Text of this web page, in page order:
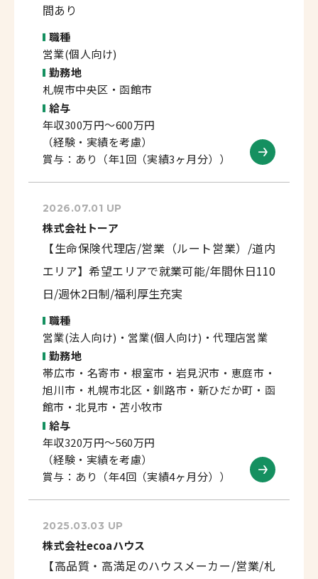
間あり
職種
営業(個人向け)
勤務地
札幌市中央区・函館市
給与
年収300万円～600万円
（経験・実績を考慮）
賞与：あり（年1回（実績3ヶ月分））
2026.07.01 UP
株式会社トーア
【生命保険代理店/営業（ルート営業）/道内
エリア】希望エリアで就業可能/年間休日110
日/週休2日制/福利厚生充実
職種
営業(法人向け)・営業(個人向け)・代理店営業
勤務地
帯広市・名寄市・根室市・岩見沢市・恵庭市・
旭川市・札幌市北区・釧路市・新ひだか町・函
館市・北見市・苫小牧市
給与
年収320万円～560万円
（経験・実績を考慮）
賞与：あり（年4回（実績4ヶ月分））
2025.03.03 UP
株式会社ecoaハウス
【高品質・高満足のハウスメーカー/営業/札